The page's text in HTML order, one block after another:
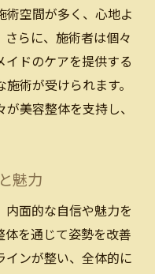
術空間が多く、心地よ
さらに、施術者は個々
イドのケアを提供する
術が受けられます。
美容整体を支持し、
魅力
内面的な自信や魅力を
体を通じて姿勢を改善
インが整い、全体的に